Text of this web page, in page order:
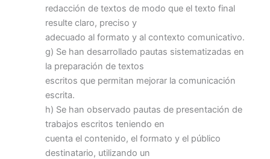
redacción de textos de modo que el texto final
resulte claro, preciso y
adecuado al formato y al contexto comunicativo.
g) Se han desarrollado pautas sistematizadas en
la preparación de textos
escritos que permitan mejorar la comunicación
escrita.
h) Se han observado pautas de presentación de
trabajos escritos teniendo en
cuenta el contenido, el formato y el público
destinatario, utilizando un